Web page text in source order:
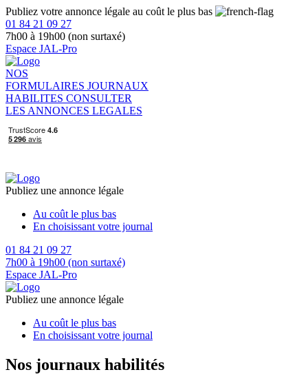
Publiez votre annonce légale au coût le plus bas
01 84 21 09 27
7h00 à 19h00 (non surtaxé)
Espace JAL-Pro
NOS
FORMULAIRES JOURNAUX
HABILITES CONSULTER
LES ANNONCES LEGALES
Publiez une annonce légale
Au coût le plus bas
En choisissant votre journal
01 84 21 09 27
7h00 à 19h00 (non surtaxé)
Espace JAL-Pro
Publiez une annonce légale
Au coût le plus bas
En choisissant votre journal
Nos journaux habilités